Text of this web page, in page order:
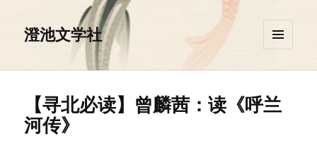
澄池文学社
挂件
【寻北必读】曾麟茜：读《呼兰
河传》